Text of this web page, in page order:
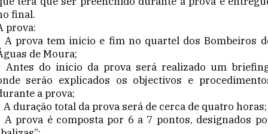
final.
prova:
A prova tem inicio e fim no quartel dos Bombeiros
de Moura;
Antes do inicio da prova será realizado um
serão explicados os objectivos e
a prova;
A duração total da prova será de cerca de quatro horas;
A prova é composta por 6 a 7 pontos, designados